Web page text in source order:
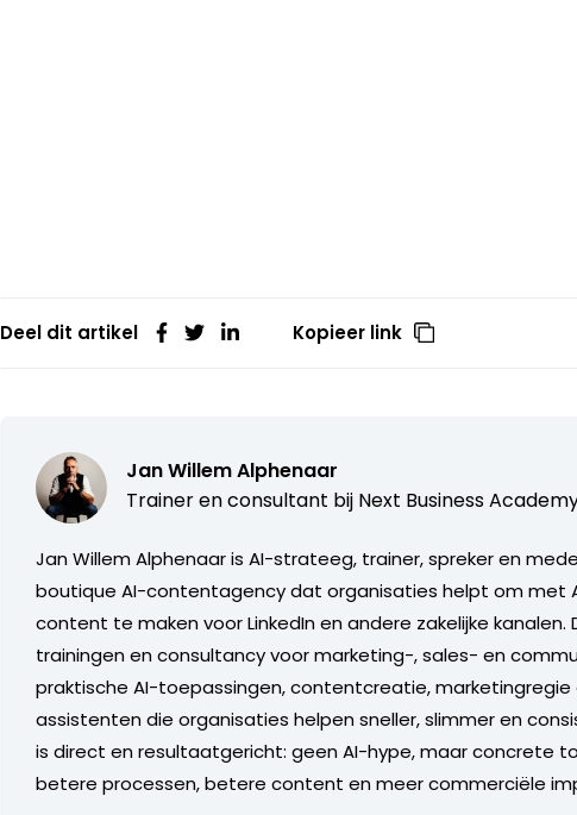
Deel dit artikel Kopieer link
Jan Willem Alphenaar
Trainer en consultant bij Next Business
Jan Willem Alphenaar is AI-strateeg, trainer, spreker en
boutique AI-contentagency dat organisaties helpt om met
content te maken voor LinkedIn en andere zakelijke kanalen.
trainingen en consultancy voor marketing-, sales- en
praktische AI-toepassingen, contentcreatie, marketingregie
assistenten die organisaties helpen sneller, slimmer en
is direct en resultaatgericht: geen AI-hype, maar concrete
betere processen, betere content en meer commerciële